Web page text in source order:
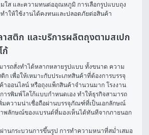
ใส และความทนต่ออุณหภูมิ การเลือกรูปแบบถุง
ำให้ใช้งานได้คงทนและปลอดภัยต่อสินค้า
สติก และบริการผลิตถุงตามสเปก
ก้
ารถสั่งทำได้หลากหลายรูปแบบ ทั้งขนาด ความ
เพื่อให้เหมาะกับประเภทสินค้าที่ต้องการบรรจุ
าออนไลน์ หรือถุงแพ็กสินค้าจำนวนมาก โรงงาน
ารพิมพ์โลโก้แบบกำหนดเอง ทำให้ธุรกิจสามารถ
มความน่าเชื่อถือผ่านบรรจุภัณฑ์ที่เป็นเอกลักษณ์
าพลักษณ์ของแบรนด์ที่มองเห็นได้ทันทีจากภายนอก
านกระบวนการขึ้นรูป การทำความหนาที่สม่ำเสมอ